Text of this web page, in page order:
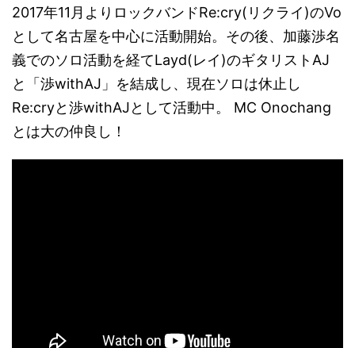
2017年11月よりロックバンドRe:cry(リクライ)のVo
として名古屋を中心に活動開始。その後、加藤渉名
義でのソロ活動を経てLayd(レイ)のギタリストAJ
と「渉withAJ」を結成し、現在ソロは休止し
Re:cryと渉withAJとして活動中。 MC Onochang
とは大の仲良し！